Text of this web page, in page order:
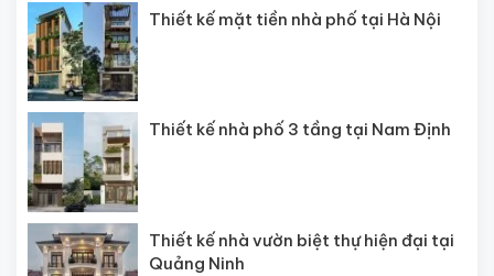
Thiết kế mặt tiền nhà phố tại Hà Nội
Thiết kế nhà phố 3 tầng tại Nam Định
Thiết kế nhà vườn biệt thự hiện đại tại
Quảng Ninh